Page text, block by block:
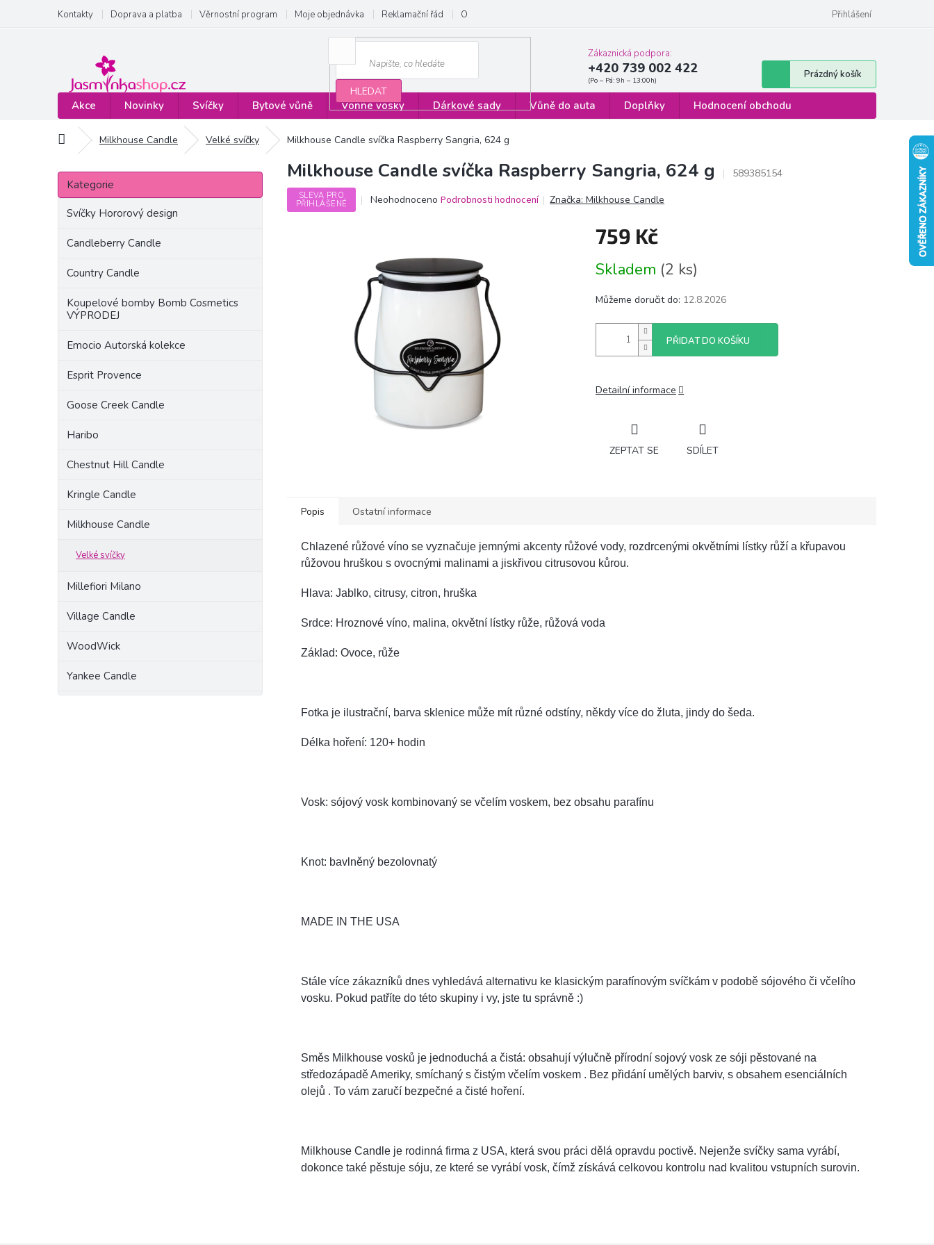
obsah
Kontakty Doprava a platba Věrnostní program Moje objednávka Reklamační řád Obchodní podmínky Formulář pro odstoupení od smlouvy
Přihlášení
HLEDAT
Zákaznická podpora:
+420 739 002 422
Nákupní
košík
Prázdný košík
Akce Novinky Svíčky Bytové vůně Vonné vosky Dárkové sady Vůně do auta Doplňky Hodnocení obchodu
Domů Milkhouse Candle Velké svíčky Milkhouse Candle svíčka Raspberry Sangria, 624 g
P
s
Přeskočit
kategorie
Kategorie
Svíčky Hororový design
Candleberry Candle
Country Candle
Koupelové bomby Bomb Cosmetics
VÝPRODEJ
Emocio Autorská kolekce
Esprit Provence
Goose Creek Candle
Haribo
Chestnut Hill Candle
Kringle Candle
Milkhouse Candle
Velké svíčky
Millefiori Milano
Village Candle
WoodWick
Yankee Candle
Milkhouse Candle svíčka Raspberry Sangria, 624 g 589385154
SLEVA PRO
PŘIHLÁŠENÉ
Průměrné
5
hvězdiček.
Neohodnoceno Podrobnosti hodnocení Značka:Milkhouse Candle
759 Kč
cena:
Skladem (2 ks)
Můžeme doručit do: 12.8.2026
PŘIDAT DO KOŠÍKU
Detailní informace
ZEPTAT SE SDÍLET
Popis Ostatní informace
Chlazené růžové víno se vyznačuje jemnými akcenty růžové vody, rozdrcenými okvětními lístky růží a křupavou
růžovou hruškou s ovocnými malinami a jiskřivou citrusovou kůrou.
Hlava: Jablko, citrusy, citron, hruška
Srdce: Hroznové víno, malina, okvětní lístky růže, růžová voda
Základ: Ovoce, růže
Fotka je ilustrační, barva sklenice může mít různé odstíny, někdy více do žluta, jindy do šeda.
Délka hoření: 120+ hodin
Vosk: sójový vosk kombinovaný se včelím voskem, bez obsahu parafínu
Knot: bavlněný bezolovnatý
MADE IN THE USA
Stále více zákazníků dnes vyhledává alternativu ke klasickým parafínovým svíčkám v podobě sójového či včelího
vosku. Pokud patříte do této skupiny i vy, jste tu správně :)
Směs Milkhouse vosků je jednoduchá a čistá: obsahují výlučně přírodní sojový vosk ze sóji pěstované na
středozápadě Ameriky, smíchaný s čistým včelím voskem . Bez přidání umělých barviv, s obsahem esenciálních
olejů . To vám zaručí bezpečné a čisté hoření.
Milkhouse Candle je rodinná firma z USA, která svou práci dělá opravdu poctivě. Nejenže svíčky sama vyrábí,
dokonce také pěstuje sóju, ze které se vyrábí vosk, čímž získává celkovou kontrolu nad kvalitou vstupních surovin.